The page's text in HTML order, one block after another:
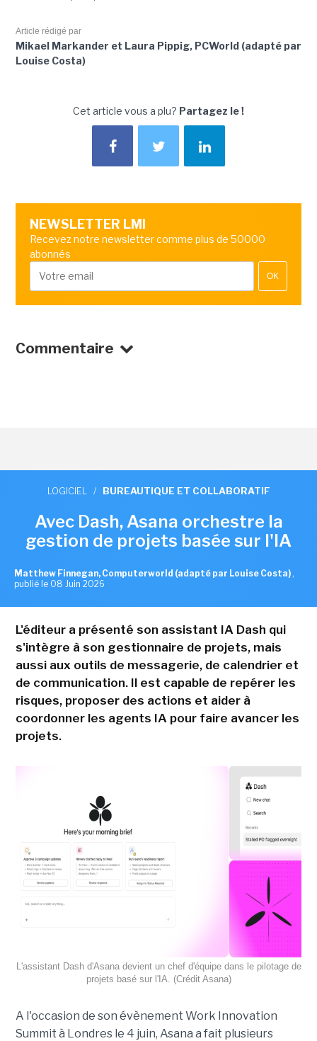
Article rédigé par
Mikael Markander et Laura Pippig, PCWorld (adapté par
Louise Costa)
Cet article vous a plu? Partagez le !
NEWSLETTER LMI
Recevez notre newsletter comme plus de 50000
abonnés
OK
Commentaire
LOGICIEL / BUREAUTIQUE ET COLLABORATIF
Avec Dash, Asana orchestre la
gestion de projets basée sur l'IA
Matthew Finnegan, Computerworld (adapté par Louise Costa) ,
publié le 08 Juin 2026
L'éditeur a présenté son assistant IA Dash qui
s'intègre à son gestionnaire de projets, mais
aussi aux outils de messagerie, de calendrier et
de communication. Il est capable de repérer les
risques, proposer des actions et aider à
coordonner les agents IA pour faire avancer les
projets.
L'assistant Dash d'Asana devient un chef d'équipe dans le pilotage de
projets basé sur l'IA. (Crédit Asana)
A l'occasion de son évènement Work Innovation
Summit à Londres le 4 juin, Asana a fait plusieurs